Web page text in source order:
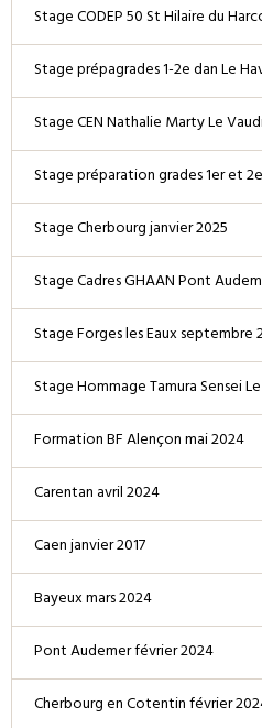
Stage CODEP 50 St Hilaire du
Stage prépagrades 1-2e dan Le
Stage CEN Nathalie Marty Le
Stage préparation grades 1er et
Stage Cherbourg janvier 2025
Stage Cadres GHAAN Pont
Stage Forges les Eaux septembre
Stage Hommage Tamura Sensei
Formation BF Alençon mai 2024
Carentan avril 2024
Caen janvier 2017
Bayeux mars 2024
Pont Audemer février 2024
Cherbourg en Cotentin février